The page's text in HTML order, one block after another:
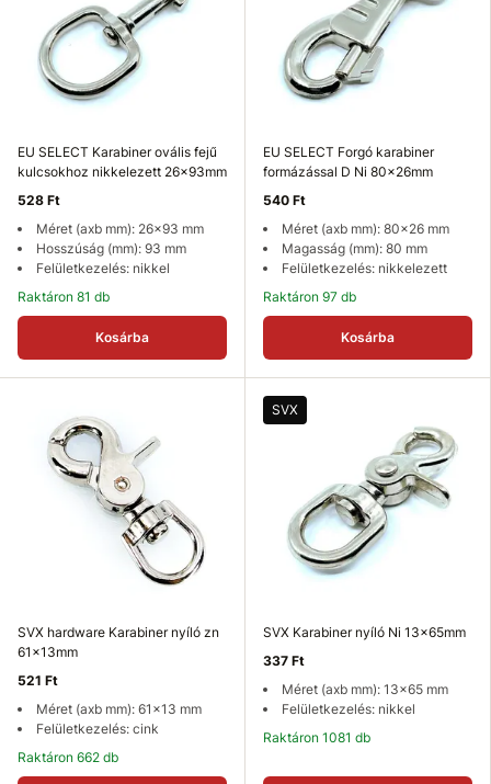
EU SELECT Karabiner ovális fejű
kulcsokhoz nikkelezett 26x93mm
528 Ft
Méret (axb mm): 26x93 mm
Hosszúság (mm): 93 mm
Felületkezelés: nikkel
Raktáron 81 db
Kosárba
EU SELECT Forgó karabiner
formázással D Ni 80x26mm
540 Ft
Méret (axb mm): 80x26 mm
Magasság (mm): 80 mm
Felületkezelés: nikkelezett
Raktáron 97 db
Kosárba
SVX hardware Karabiner nyíló zn
61x13mm
521 Ft
Méret (axb mm): 61x13 mm
Felületkezelés: cink
Raktáron 662 db
SVX
SVX Karabiner nyíló Ni 13x65mm
337 Ft
Méret (axb mm): 13x65 mm
Felületkezelés: nikkel
Raktáron 1081 db